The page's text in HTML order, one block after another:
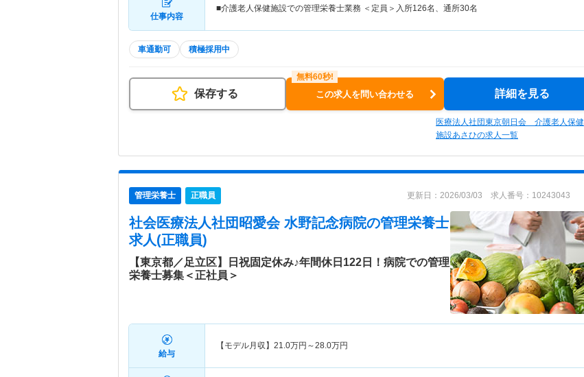
仕事内容
■介護老人保健施設での管理栄養士業務 ＜定員＞入所126名、通所30名
車通勤可 積極採用中
保存する この求人を問い合わせる 詳細を見る
医療法人社団東京朝日会 介護老人保健
施設あさひの求人一覧
管理栄養士 正職員 更新日：2026/03/03 求人番号：10243043
社会医療法人社団昭愛会 水野記念病院の管理栄養士
求人(正職員)
【東京都／足立区】日祝固定休み♪年間休日122日！病院での管理
栄養士募集＜正社員＞
給与
【モデル月収】 21.0万円～28.0万円